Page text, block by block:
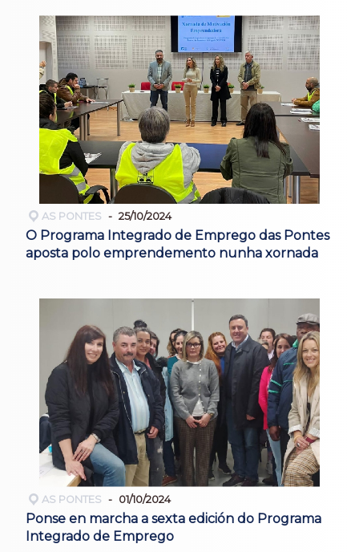
AS PONTES 25/10/2024
O Programa Integrado de Emprego das Pontes
aposta polo emprendemento nunha xornada
AS PONTES 01/10/2024
Ponse en marcha a sexta edición do Programa
Integrado de Emprego